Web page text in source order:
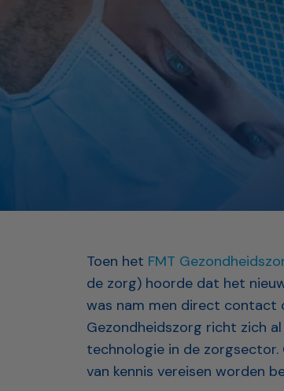
Toen het FMT
de zorg) hoorde dat het
was nam men direct contact
Gezondheidszorg richt zich
technologie in de
van kennis vereisen worden